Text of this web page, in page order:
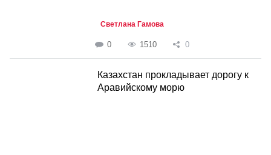
Светлана Гамова
0 1510 0
Казахстан прокладывает дорогу к
Аравийскому морю